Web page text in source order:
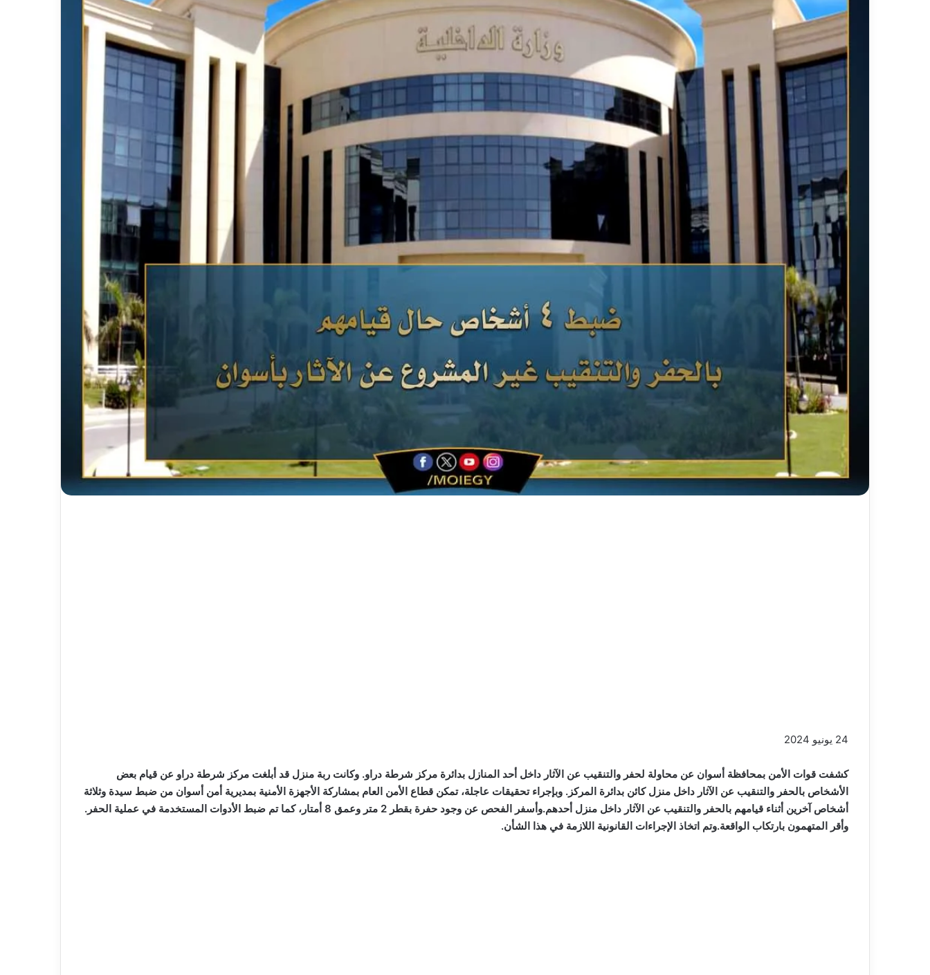
24 يونيو 2024
كشفت قوات الأمن بمحافظة أسوان عن محاولة لحفر والتنقيب عن الآثار داخل أحد المنازل بدائرة مركز شرطة دراو. وكانت ربة منزل قد أبلغت مركز شرطة دراو عن قيام بعض
الأشخاص بالحفر والتنقيب عن الآثار داخل منزل كائن بدائرة المركز. وبإجراء تحقيقات عاجلة، تمكن قطاع الأمن العام بمشاركة الأجهزة الأمنية بمديرية أمن أسوان من ضبط سيدة وثلاثة
أشخاص آخرين أثناء قيامهم بالحفر والتنقيب عن الآثار داخل منزل أحدهم.وأسفر الفحص عن وجود حفرة بقطر 2 متر وعمق 8 أمتار، كما تم ضبط الأدوات المستخدمة في عملية الحفر.
وأقر المتهمون بارتكاب الواقعة.وتم اتخاذ الإجراءات القانونية اللازمة في هذا الشأن.